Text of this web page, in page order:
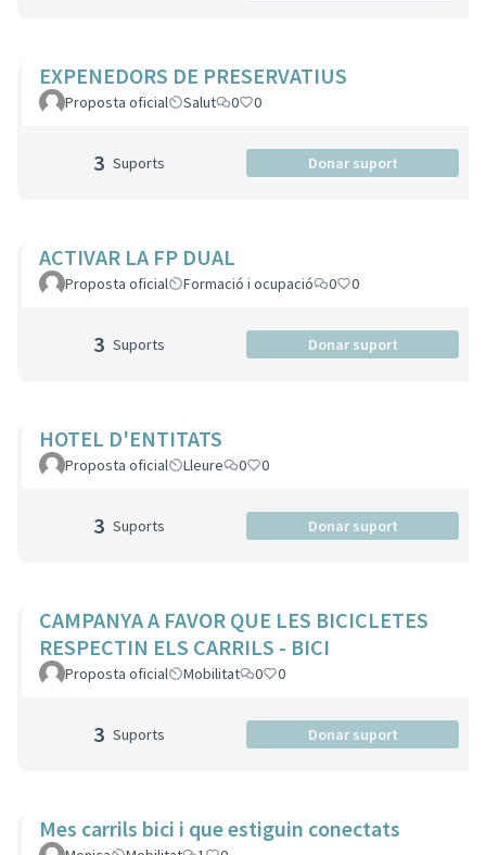
EXPENEDORS DE PRESERVATIUS
Proposta oficial Salut 0 0
3 Suports Donar suport
ACTIVAR LA FP DUAL
Proposta oficial Formació i ocupació 0 0
3 Suports Donar suport
HOTEL D'ENTITATS
Proposta oficial Lleure 0 0
3 Suports Donar suport
CAMPANYA A FAVOR QUE LES BICICLETES
RESPECTIN ELS CARRILS - BICI
Proposta oficial Mobilitat 0 0
3 Suports Donar suport
Mes carrils bici i que estiguin conectats